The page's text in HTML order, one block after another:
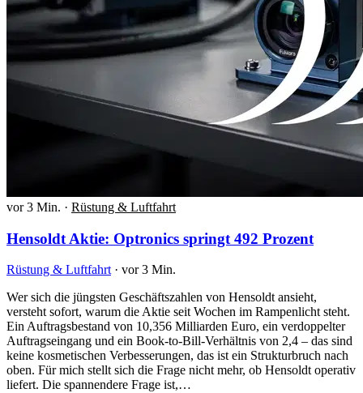
vor 3 Min. · Rüstung & Luftfahrt
Hensoldt Aktie: Optronics springt 492 Prozent
Rüstung & Luftfahrt · vor 3 Min.
Wer sich die jüngsten Geschäftszahlen von Hensoldt ansieht,
versteht sofort, warum die Aktie seit Wochen im Rampenlicht steht.
Ein Auftragsbestand von 10,356 Milliarden Euro, ein verdoppelter
Auftragseingang und ein Book-to-Bill-Verhältnis von 2,4 – das sind
keine kosmetischen Verbesserungen, das ist ein Strukturbruch nach
oben. Für mich stellt sich die Frage nicht mehr, ob Hensoldt operativ
liefert. Die spannendere Frage ist,…